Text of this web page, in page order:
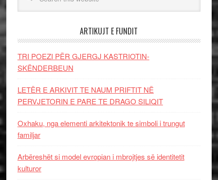
ARTIKUJT E FUNDIT
TRI POEZI PËR GJERGJ KASTRIOTIN-
SKËNDERBEUN
LETËR E ARKIVIT TE NAUM PRIFTIT NË
PERVJETORIN E PARE TE DRAGO SILIQIT
Oxhaku, nga elementi arkitektonik te simboli i trungut
familjar
Arbëreshët si model evropian i mbrojtjes së identitetit
kulturor